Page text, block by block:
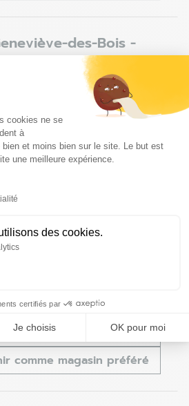
Gestion du
cookies ne se
à
et moins bien sur le site. Le but est
une meilleure expérience.
des cookies.
certifiés par
Je choisis OK pour moi
Axeptio consent
des-Bois -
Hurepoix
Geneviève des Bois
01 69 04 84 39
Voir la fiche magasin
- Allonne - Fermé
03 44 05 47 43
Voir la fiche magasin
comme magasin préféré